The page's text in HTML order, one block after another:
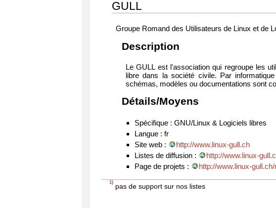
GULL
Groupe Romand des Utilisateurs de Linux et de
Description
Le GULL est l'association qui regroupe les
libre dans la société civile. Par
schémas, modèles ou documentations sont
Détails/Moyens
Spécifique : GNU/Linux & Logiciels libres
Langue : fr
Site web :
http://www.linux-gull.ch
Listes de diffusion :
http://www.linux-
Page de projets :
http://www.linux-
1)
pas de support sur nos listes